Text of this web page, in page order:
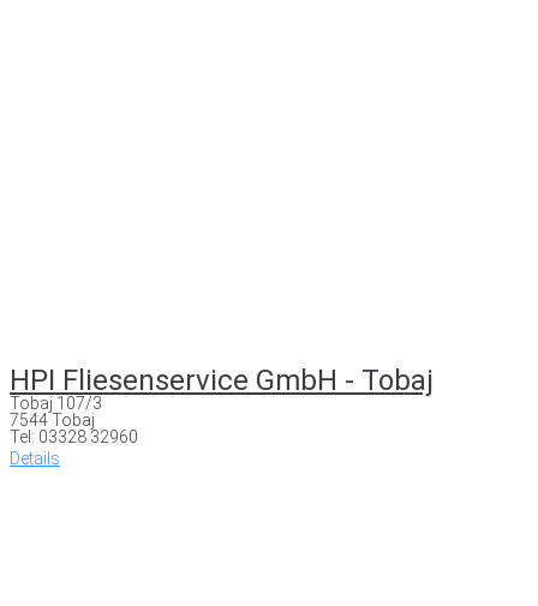
HPI Fliesenservice GmbH - Tobaj
Tobaj 107/3
7544 Tobaj
Tel: 03328 32960
Details